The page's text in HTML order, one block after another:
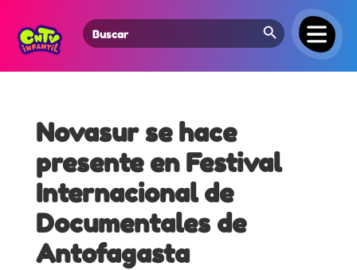
Search
for:
Search Button
Novasur se hace
presente en Festival
Internacional de
Documentales de
Antofagasta